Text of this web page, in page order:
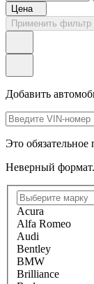
Цена
Применить фильтр
Добавить
Это обязательное
Неверный формат.
Acura
Alfa Romeo
Audi
Bentley
BMW
Brilliance